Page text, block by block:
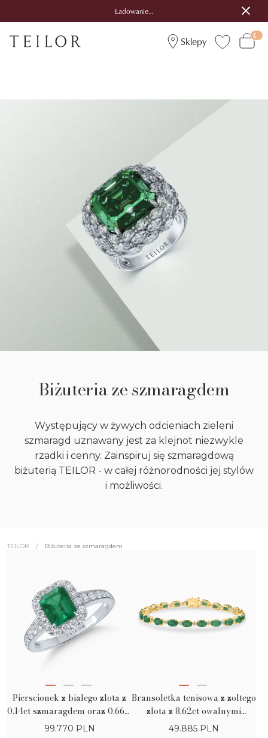
Ładowanie...
Sklepy
Biżuteria ze szmaragdem
Występujący w żywych odcieniach zieleni
szmaragd uznawany jest za klejnot niezwykle
rzadki i cenny. Zainspiruj się szmaragdową
biżuterią TEILOR - w całej różnorodności jej stylów
i możliwości.
TEILOR / Biżuteria ze szmaragdem
Pierscionek z bialego zlota z
0.14ct szmaragdem oraz 0.66ct
diamentami
99.770 PLN
Bransoletka tenisowa z zoltego
zlota z 8.62ct owalnymi
szmaragdami oraz 0.38ct
49.885 PLN